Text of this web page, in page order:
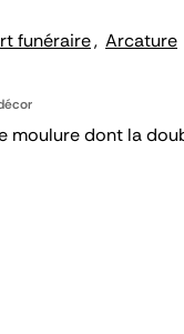
funéraire Arcature
moulure dont la